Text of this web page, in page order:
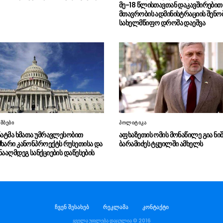
მე-18 წლისთავთან დაკავშირებით
მთავრობის ადმინისტრაციის
სახელმწიფო დროშა დაეშვა
ხმათა უმრავლესობით
კანონპროექტს რუსეთისა და
სანქციების დაწესების
პოლიტიკა
აფხაზეთის ომის მონაწილე გია
ბარამიძეს ტყუილში ამხელს
ჩვენ შესახებ რეკლამა კონტაქტი
ყველა უფლება დაცულია © 2016